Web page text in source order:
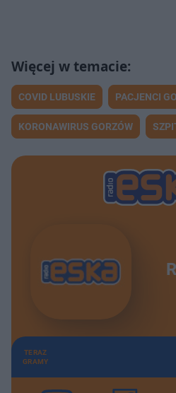
COVID LUBUSKIE PACJENCI
KORONAWIRUS GORZÓW
TERAZ
GRAMY